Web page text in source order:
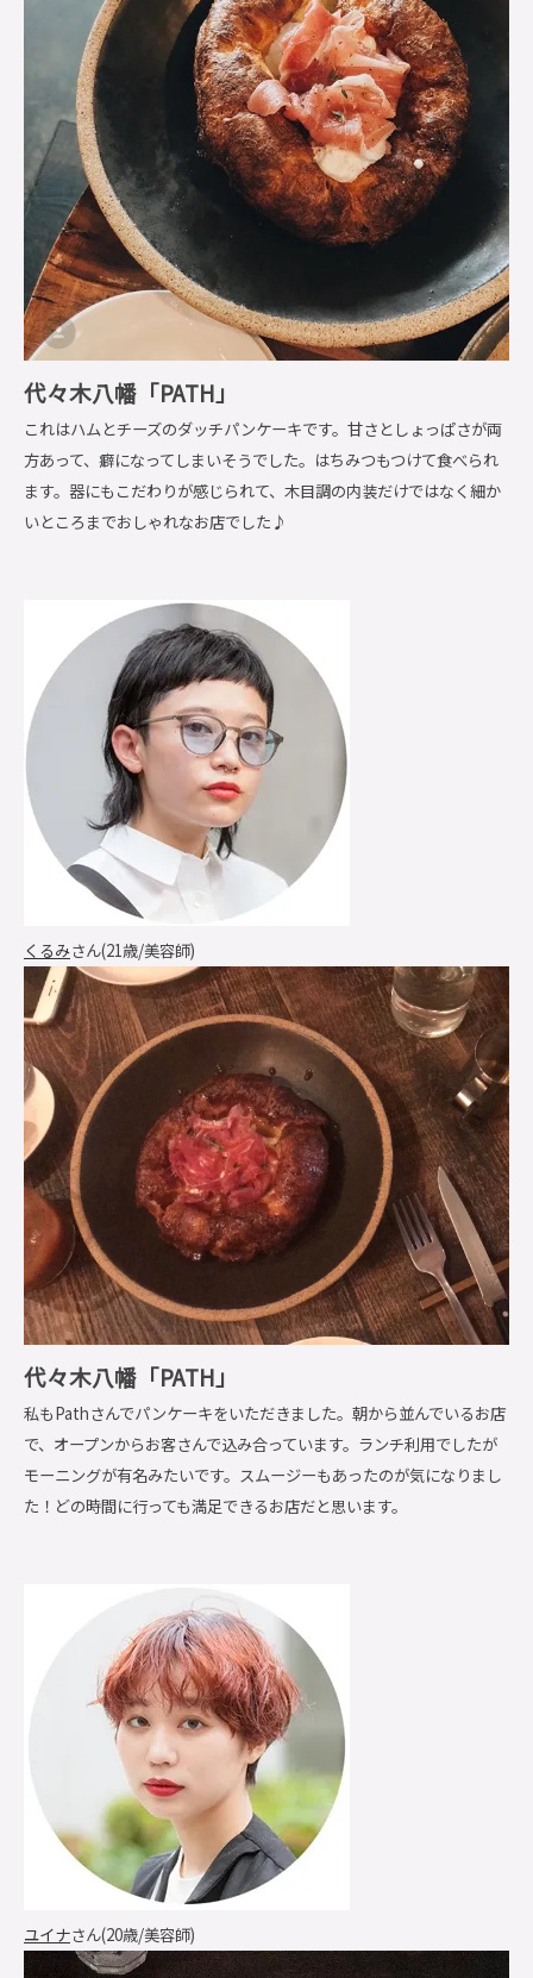
代々木八幡「PATH」
これはハムとチーズのダッチパンケーキです。甘さとしょっぱさが両
方あって、癖になってしまいそうでした。はちみつもつけて食べられ
ます。器にもこだわりが感じられて、木目調の内装だけではなく細か
いところまでおしゃれなお店でした♪
くるみさん(21歳/美容師)
代々木八幡「PATH」
私もPathさんでパンケーキをいただきました。朝から並んでいるお店
で、オープンからお客さんで込み合っています。ランチ利用でしたが
モーニングが有名みたいです。スムージーもあったのが気になりまし
た！どの時間に行っても満足できるお店だと思います。
ユイナさん(20歳/美容師)